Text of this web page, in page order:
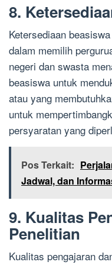
8.
Ketersediaan
dalam memilih
negeri dan swasta
beasiswa untuk
atau yang
untuk
persyaratan yang
Pos Terkait:
Jadwal, dan
9. Kualitas
Penelitian
Kualitas pengajaran